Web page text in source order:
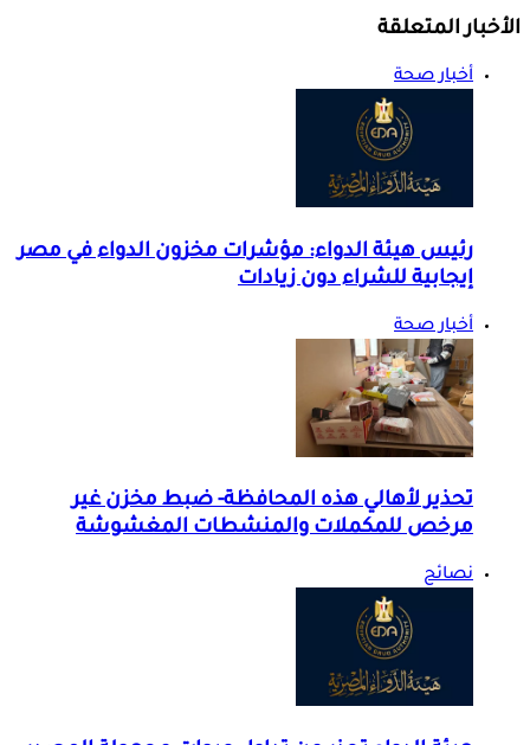
الأخبار المتعلقة
أخبار صحة
رئيس هيئة الدواء: مؤشرات مخزون الدواء في مصر
إيجابية للشراء دون زيادات
أخبار صحة
تحذير لأهالي هذه المحافظة- ضبط مخزن غير
مرخص للمكملات والمنشطات المغشوشة
نصائح